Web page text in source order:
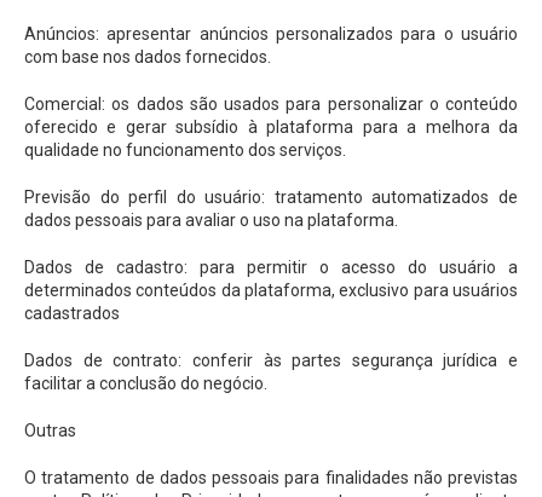
Anúncios: apresentar anúncios personalizados para o usuário
com base nos dados fornecidos.
Comercial: os dados são usados para personalizar o conteúdo
oferecido e gerar subsídio à plataforma para a melhora da
qualidade no funcionamento dos serviços.
Previsão do perfil do usuário: tratamento automatizados de
dados pessoais para avaliar o uso na plataforma.
Dados de cadastro: para permitir o acesso do usuário a
determinados conteúdos da plataforma, exclusivo para usuários
cadastrados
Dados de contrato: conferir às partes segurança jurídica e
facilitar a conclusão do negócio.
Outras
O tratamento de dados pessoais para finalidades não previstas